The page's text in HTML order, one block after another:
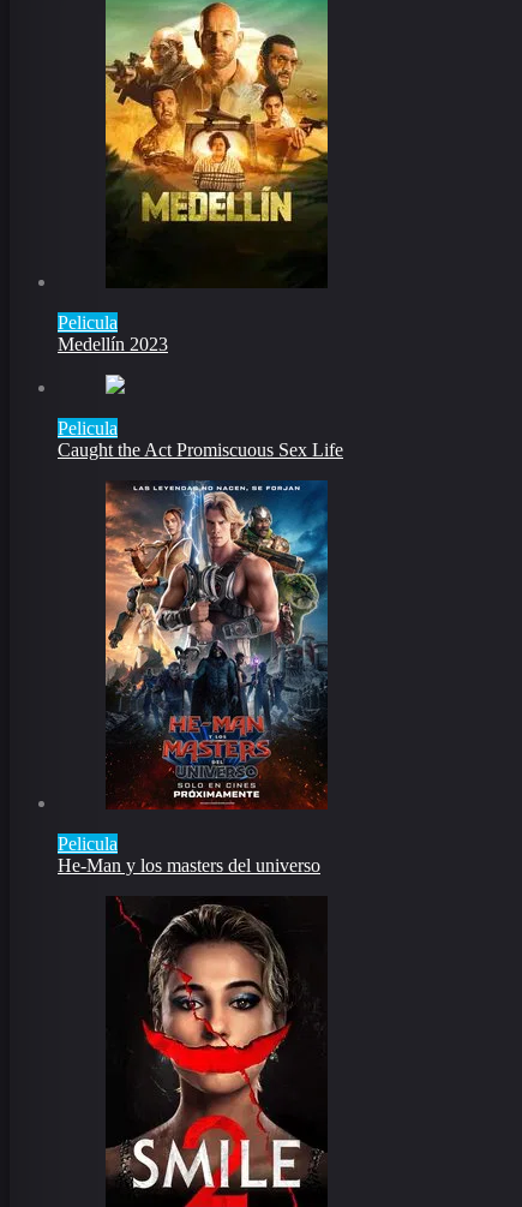
Pelicula
Medellín 2023
Pelicula
Caught the Act Promiscuous Sex Life
Pelicula
He-Man y los masters del universo